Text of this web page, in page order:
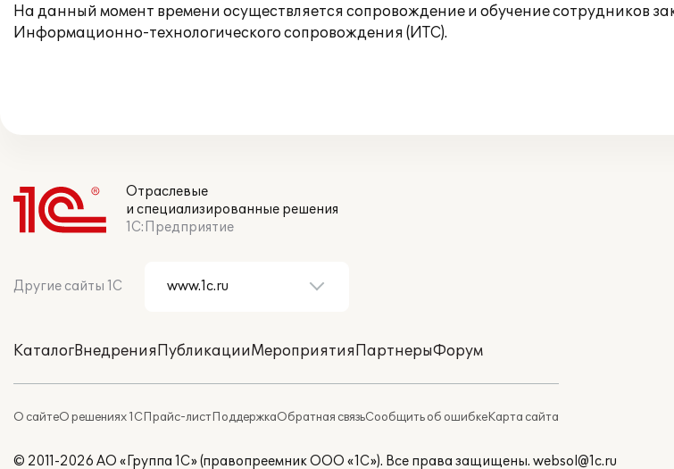
На данный момент времени осуществляется сопровождение и обучение сотрудников
Информационно-технологического сопровождения (ИТС).
Отраслевые
и специализированные решения
1С:Предприятие
Другие сайты 1С
КаталогВнедренияПубликацииМероприятияПартнерыФорум
О сайтеО решениях 1СПрайс-листПоддержкаОбратная связьСообщить об ошибкеКарта сайта
© 2011-2026 АО «Группа 1С» (правопреемник ООО «1С»). Все права защищены. websol@1c.ru